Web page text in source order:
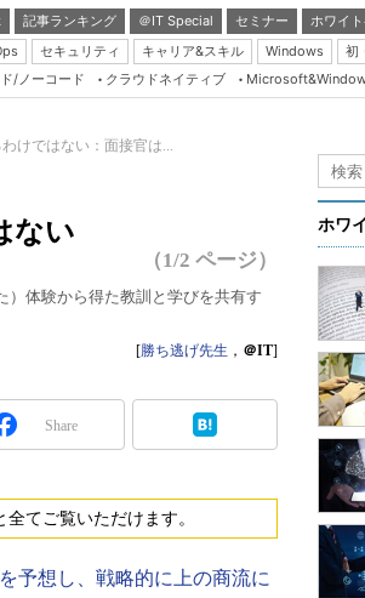
記事ランキング ＠IT Special セミナー
ホワイ
セキュリティ キャリア&スキル Windows
初
Server & Storage
Database Expert
Master of IP Network
Security & Trust
Test & Tools
/ノーコード クラウドネイティブ
けではない：面接官は...
ない
（1/2 ページ）
）体験から得た教訓と学びを共有す
[勝ち逃げ先生 ， ＠IT]
Share
全てご覧いただけます。
予想し、戦略的に上の商流に
ホワ